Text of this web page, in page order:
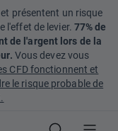
présentent un risque
l'effet de levier. 77% de
de l'argent lors de la
Vous devez vous
CFD fonctionnent et
le risque probable de